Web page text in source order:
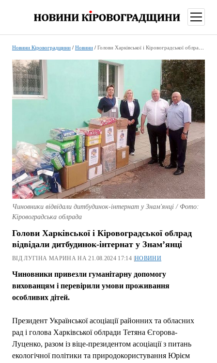
меню
Новини Кіровоградщини/ Новини/ Голови Харківської і Кіровоградської облрад відвідали дитбудинок-інтернат у Знам’янці
Чиновники відвідали дитбудинок-інтернат у Знам'янці / Фото:
Кіровоградська облрада
Голови Харківської і Кіровоградської облрад
відвідали дитбудинок-інтернат у Знам’янці
ВІД ЛУГІНА МАРИНА НА 21.08.2024 17:14 | НОВИНИ
Чиновники привезли гуманітарну допомогу
вихованцям і перевірили умови проживання
особливих дітей.
Президент Української асоціації районних та обласних
рад і голова Харківської облради Тетяна Єгорова-
Луценко, разом із віце-президентом асоціації з питань
екологічної політики та природокористування Юрієм